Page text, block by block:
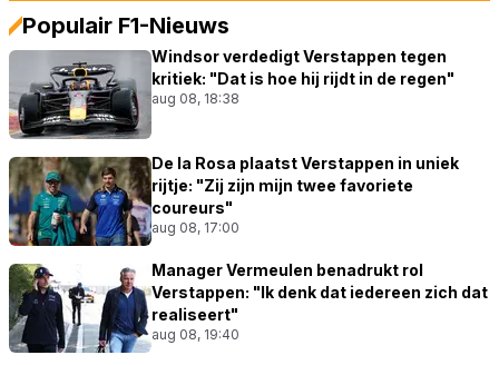
Populair F1-Nieuws
Windsor verdedigt Verstappen tegen
kritiek: "Dat is hoe hij rijdt in de regen"
aug 08, 18:38
De la Rosa plaatst Verstappen in uniek
rijtje: "Zij zijn mijn twee favoriete
coureurs"
aug 08, 17:00
Manager Vermeulen benadrukt rol
Verstappen: "Ik denk dat iedereen zich dat
realiseert"
aug 08, 19:40